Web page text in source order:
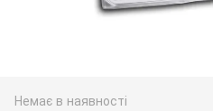
Немає в наявності